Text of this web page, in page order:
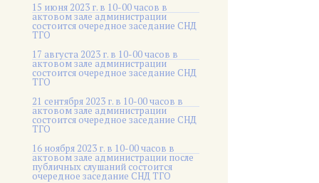
15 июня 2023 г. в 10-00 часов в
актовом зале администрации
состоится очередное заседание СНД
ТГО
17 августа 2023 г. в 10-00 часов в
актовом зале администрации
состоится очередное заседание СНД
ТГО
21 сентября 2023 г. в 10-00 часов в
актовом зале администрации
состоится очередное заседание СНД
ТГО
16 ноября 2023 г. в 10-00 часов в
актовом зале администрации после
публичных слушаний состоится
очередное заседание СНД ТГО